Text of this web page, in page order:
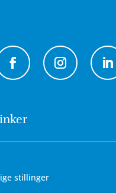
stillinger